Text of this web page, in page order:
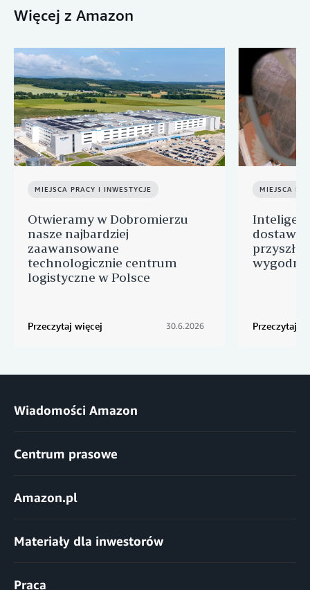
Więcej z Amazon
MIEJSCA PRACY I INWESTYCJE
Otwieramy w Dobromierzu
nasze najbardziej
zaawansowane
technologicznie centrum
logistyczne w Polsce
Przeczytaj więcej 30.6.2026
MIEJSCA
Przeczytaj
Wiadomości Amazon
Centrum prasowe
Amazon.pl
Materiały dla inwestorów
Praca